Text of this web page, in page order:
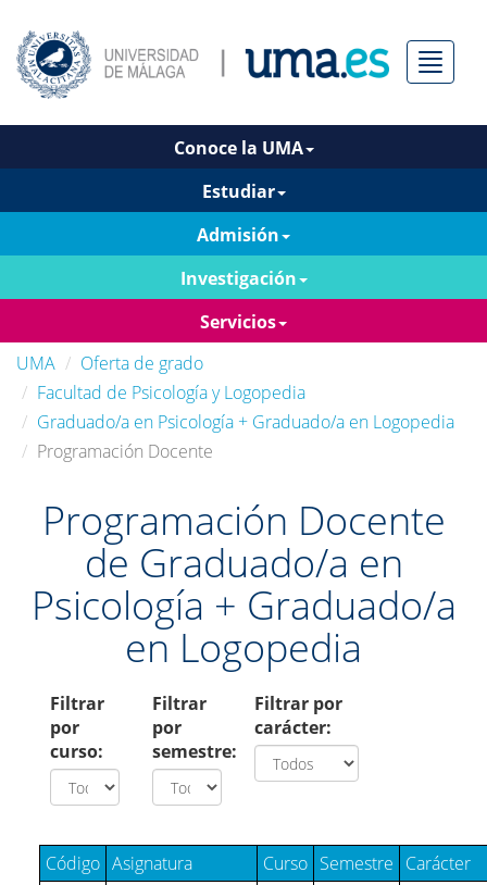
Menú
Conoce la UMA
Estudiar
Admisión
Investigación
Servicios
UMA
Oferta de grado
Facultad de Psicología y Logopedia
Graduado/a en Psicología + Graduado/a en Logopedia
Programación Docente
Programación Docente
de Graduado/a en
Psicología + Graduado/a
en Logopedia
Filtrar
por
curso:
Filtrar
por
semestre:
Filtrar por
carácter:
Código Asignatura Curso Semestre Carácter